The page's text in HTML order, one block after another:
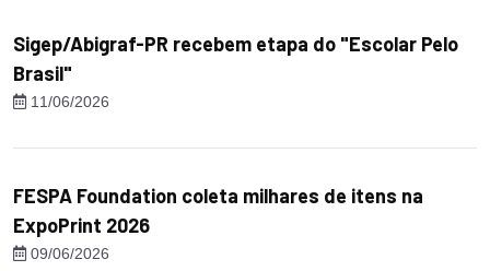
Sigep/Abigraf-PR recebem etapa do "Escolar Pelo
Brasil"
11/06/2026
FESPA Foundation coleta milhares de itens na
ExpoPrint 2026
09/06/2026